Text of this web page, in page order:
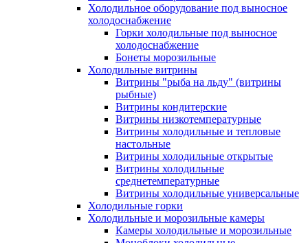
Холодильное оборудование под выносное
холодоснабжение
Горки холодильные под выносное
холодоснабжение
Бонеты морозильные
Холодильные витрины
Витрины "рыба на льду" (витрины
рыбные)
Витрины кондитерские
Витрины низкотемпературные
Витрины холодильные и тепловые
настольные
Витрины холодильные открытые
Витрины холодильные
среднетемпературные
Витрины холодильные универсальные
Холодильные горки
Холодильные и морозильные камеры
Камеры холодильные и морозильные